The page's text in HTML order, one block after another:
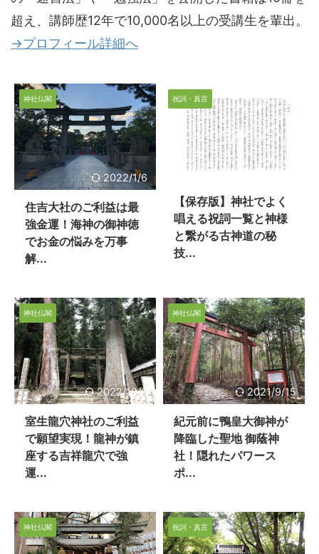
超え、講師歴12年で10,000名以上の受講生を輩出。
→プロフィール詳細へ
2022/1/6
神社仏閣
住吉大社のご利益は最
強金運！海神の御神徳
でお金の悩みを万事
解...
2021/12/27
祝詞・真言
【保存版】神社でよく
唱える祝詞一覧と神様
と繋がる古神道の秘
技...
2022/10/6
神社仏閣
室生龍穴神社のご利益
で願望実現！龍神が鎮
座する吉祥龍穴で強
運...
2021/9/15
神社仏閣
紀元前に鴨皇大御神が
降臨した聖地 御蔭神
社！隠れたパワース
ポ...
神社仏閣 祝詞・真言